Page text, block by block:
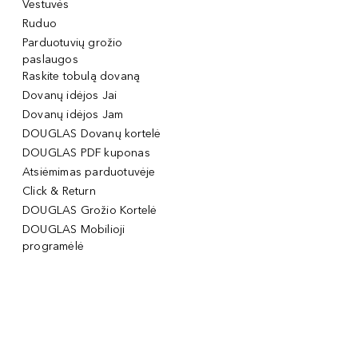
Vestuvės
Ruduo
Parduotuvių grožio
paslaugos
Raskite tobulą dovaną
Dovanų idėjos Jai
Dovanų idėjos Jam
DOUGLAS Dovanų kortelė
DOUGLAS PDF kuponas
Atsiėmimas parduotuvėje
Click & Return
DOUGLAS Grožio Kortelė
DOUGLAS Mobilioji
programėlė